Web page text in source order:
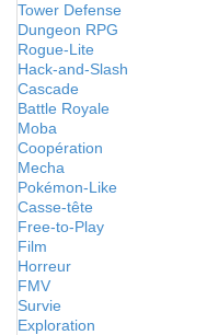
Tower Defense
Dungeon RPG
Rogue-Lite
Hack-and-Slash
Cascade
Battle Royale
Moba
Coopération
Mecha
Pokémon-Like
Casse-tête
Free-to-Play
Film
Horreur
FMV
Survie
Exploration